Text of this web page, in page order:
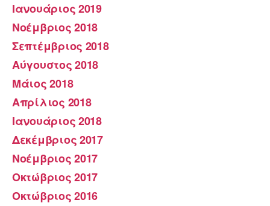
Ιανουάριος 2019
Νοέμβριος 2018
Σεπτέμβριος 2018
Αύγουστος 2018
Μάιος 2018
Απρίλιος 2018
Ιανουάριος 2018
Δεκέμβριος 2017
Νοέμβριος 2017
Οκτώβριος 2017
Οκτώβριος 2016